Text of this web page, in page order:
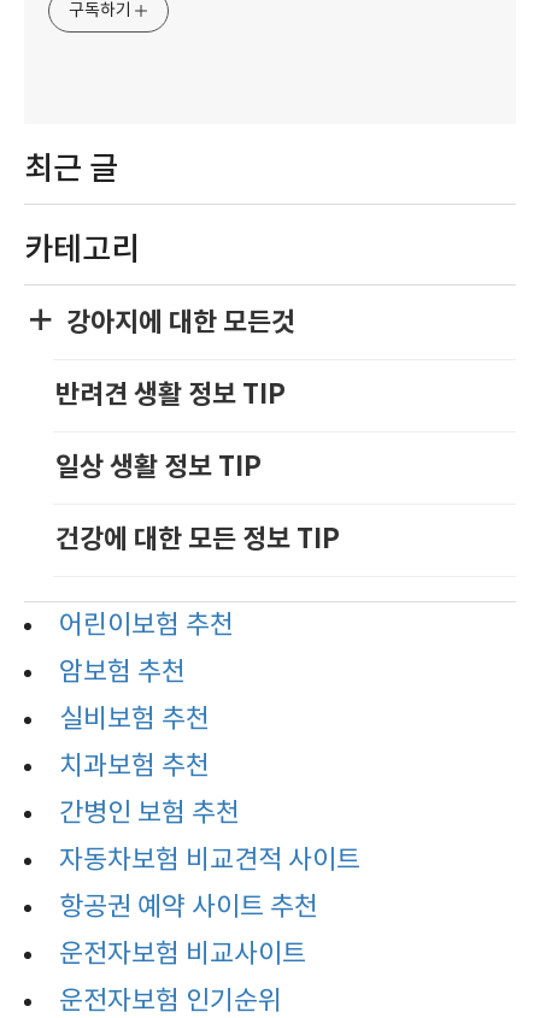
구독하기
최근 글
카테고리
강아지에 대한 모든것
반려견 생활 정보 TIP
일상 생활 정보 TIP
건강에 대한 모든 정보 TIP
어린이보험 추천
암보험 추천
실비보험 추천
치과보험 추천
간병인 보험 추천
자동차보험 비교견적 사이트
항공권 예약 사이트 추천
운전자보험 비교사이트
운전자보험 인기순위